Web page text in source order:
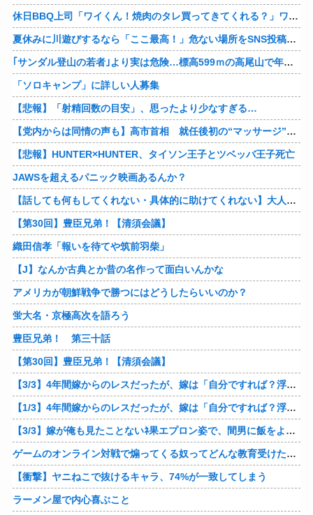
休日BBQ上司「ワイくん！焼肉のタレ買ってきてくれる？」ワイ「！！？」
夏休みに川遊びするなら「ここ最高！」危ない場所をSNS投稿、水難事故が起きたら法的責任を問われる？ 福岡県八女市の星野川
｢サンダル登山の若者｣より実は危険…標高599ｍの高尾山で年間100件超の遭難事故を起こしている張本人「中高年の転倒事故」
「ソロキャンプ」に詳しい人募集
【悲報】「射精回数の目安」、思ったより少なすぎる…
【党内からは同情の声も】高市首相 就任後初の“マッサージ”報道に「疲れてるアピ？」とSNSでは一部から冷ややかな声…被災地視察“PV動画”から続く不信
【悲報】HUNTER×HUNTER、タイソン王子とツベッバ王子死亡
JAWSを超えるパニック映画あるんか？
【話しても何もしてくれない・具体的に助けてくれない】大人に失望感 トー横に集まる若者
【第30回】豊臣兄弟！【清須会議】
織田信孝「報いを待てや筑前羽柴」
【J】なんか古典とか昔の名作って面白いんかな
アメリカが朝鮮戦争で勝つにはどうしたらいいのか？
蛍大名・京極高次を語ろう
豊臣兄弟！ 第三十話
【第30回】豊臣兄弟！【清須会議】
【3/3】4年間嫁からのレスだったが、嫁は「自分ですれば？浮気したら慰謝料貰うから！」と。でも急に子供が欲しいと迫ってきたと思ったら妊娠してたｗ 俺の方が慰謝料貰えそうだな♪
【1/3】4年間嫁からのレスだったが、嫁は「自分ですれば？浮気したら慰謝料貰うから！」と。でも急に子供が欲しいと迫ってきたと思ったら妊娠してたｗ 俺の方が慰謝料貰えそうだな♪
【3/3】嫁が俺も見たことないﾈ果エプロン姿で、間男に飯をよそってるところに遭遇！当然別れたが、家に戻るとせせこと元嫁掃除してたｗ「裸エプロンで掃除しろよ」と言ってやったわｗ
ゲームのオンライン対戦で煽ってくる奴ってどんな教育受けたんや
【衝撃】ヤニねこで抜けるキャラ、74%が一致してしまう
ラーメン屋で内心喜ぶこと